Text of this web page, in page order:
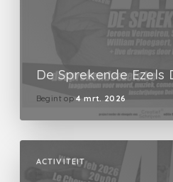
De Sprekende Ezels
Begint op 4 mrt. 2026
ACTIVITEIT